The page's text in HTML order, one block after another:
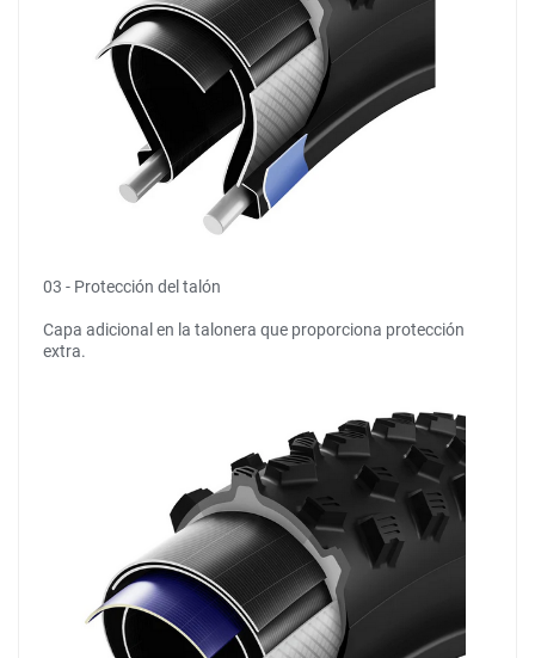
03 - Protección del talón
Capa adicional en la talonera que proporciona protección
extra.